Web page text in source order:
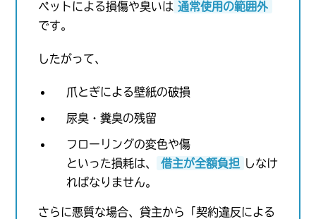
ペットによる損傷や臭いは 通常使用の範囲外
です。
したがって、
爪とぎによる壁紙の破損
尿臭・糞臭の残留
フローリングの変色や傷
といった損耗は、
借主が全額負担
しなけ
ればなりません。
さらに悪質な場合、貸主から「契約違反による